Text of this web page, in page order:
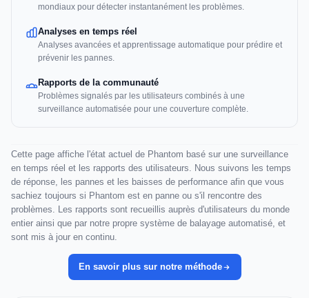
mondiaux pour détecter instantanément les problèmes.
Analyses en temps réel
Analyses avancées et apprentissage automatique pour prédire et
prévenir les pannes.
Rapports de la communauté
Problèmes signalés par les utilisateurs combinés à une
surveillance automatisée pour une couverture complète.
Cette page affiche l'état actuel de Phantom basé sur une surveillance
en temps réel et les rapports des utilisateurs. Nous suivons les temps
de réponse, les pannes et les baisses de performance afin que vous
sachiez toujours si Phantom est en panne ou s'il rencontre des
problèmes. Les rapports sont recueillis auprès d'utilisateurs du monde
entier ainsi que par notre propre système de balayage automatisé, et
sont mis à jour en continu.
En savoir plus sur notre méthode